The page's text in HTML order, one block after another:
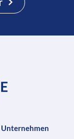
Unternehmen